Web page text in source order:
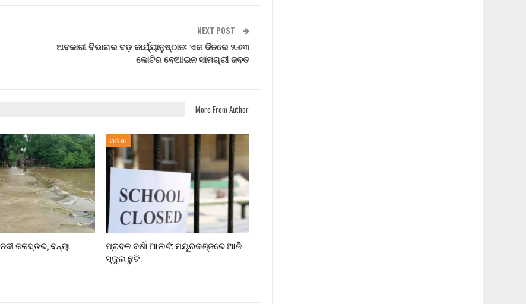
NEXT POST
ଅବକାରୀ ବିଭାଗର ବଡ଼ କାର୍ଯ୍ୟାନୁଷ୍ଠାନ: ଏକ ଦିନରେ ୨.୬୩
କୋଟିର ବେଆଇନ ସାମଗ୍ରୀ ଜବତ
More From Author
ଜଳସ୍ତର, ବନ୍ୟା
ଓଡିଶା
ପ୍ରବଳ ବର୍ଷା ଆଲର୍ଟ; ମୟୂରଭଞ୍ଜରେ ଆଜି
ସ୍କୁଲ ଛୁଟି